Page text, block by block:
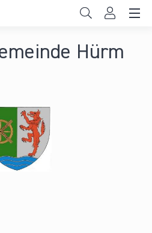
Hürm